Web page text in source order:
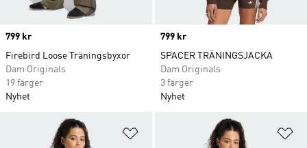
Price
799 kr
Firebird Loose Träningsbyxor
Dam Originals
19 färger
Nyhet
Price
799 kr
SPACER TRÄNINGSJACKA
Dam Originals
3 färger
Nyhet
Lägg till på önskelistan